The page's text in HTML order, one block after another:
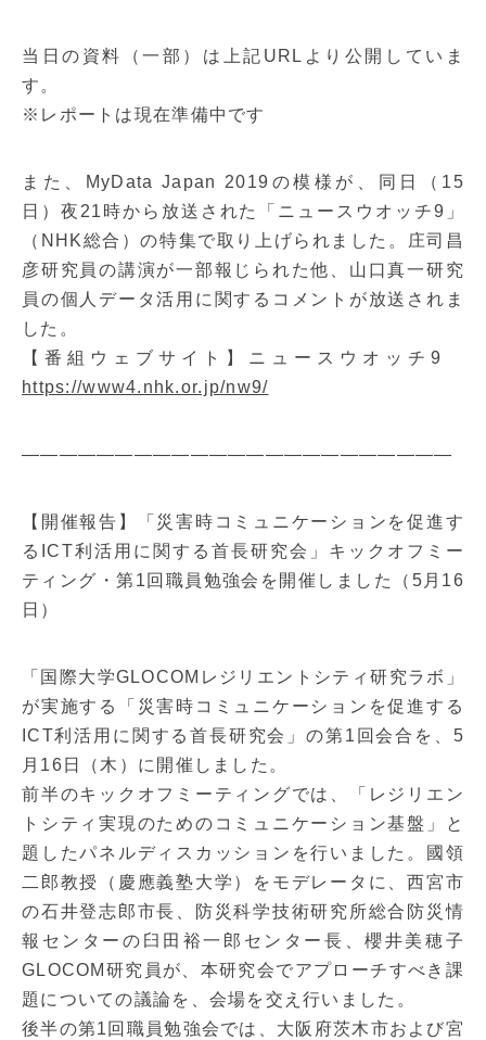
当日の資料（一部）は上記URLより公開していま
す。
※レポートは現在準備中です
また、MyData Japan 2019の模様が、同日（15
日）夜21時から放送された「ニュースウオッチ9」
（NHK総合）の特集で取り上げられました。庄司昌
彦研究員の講演が一部報じられた他、山口真一研究
員の個人データ活用に関するコメントが放送されま
した。
【番組ウェブサイト】ニュースウオッチ9
https://www4.nhk.or.jp/nw9/
———————————————————————
【開催報告】「災害時コミュニケーションを促進す
るICT利活用に関する首長研究会」キックオフミー
ティング・第1回職員勉強会を開催しました（5月16
日）
「国際大学GLOCOMレジリエントシティ研究ラボ」
が実施する「災害時コミュニケーションを促進する
ICT利活用に関する首長研究会」の第1回会合を、5
月16日（木）に開催しました。
前半のキックオフミーティングでは、「レジリエン
トシティ実現のためのコミュニケーション基盤」と
題したパネルディスカッションを行いました。國領
二郎教授（慶應義塾大学）をモデレータに、西宮市
の石井登志郎市長、防災科学技術研究所総合防災情
報センターの臼田裕一郎センター長、櫻井美穂子
GLOCOM研究員が、本研究会でアプローチすべき課
題についての議論を、会場を交え行いました。
後半の第1回職員勉強会では、大阪府茨木市および宮